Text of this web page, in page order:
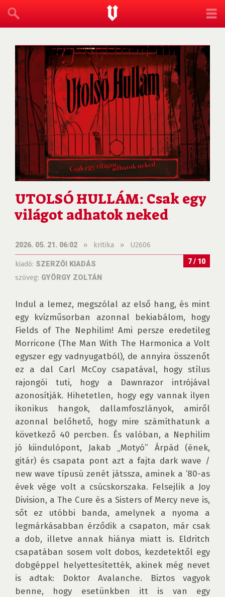
UTOLSÓ HULLÁM: Csak egy
világot adhatok neked
2026. 05. 21. 06:02 » kritika » U2606
7 / 10
kiadó: SZERZŐI KIADÁS
szöveg: GYÖRGY ZOLTÁN
Indul a lemez, megszólal az első hang, és mint
egy kvízműsorban azonnal bekiabálom, hogy
Fields of The Nephilim! Ami persze eredetileg
Morricone (The Man With The Harmonica a Volt
egyszer egy vadnyugatból), de annyira összenőt
ez a dal Carl McCoy csapatával, hogy stílus
rajongói tuti, hogy a Dawnrazor intrójával
azonosítják. Hihetetlen, hogy egy vannak ilyen
ikonikus hangok, dallamfoszlányok, amiről
azonnal belőhető, hogy mire számíthatunk a
következő 40 percben. És valóban, a Nephilim
jó kiindulópont, Jakab „Motyó” Árpád (ének,
gitár) és csapata pont azt a fajta dark wave /
new wave típusú zenét játssza, aminek a ’80-as
évek vége volt a csúcskorszaka. Felsejlik a Joy
Division, a The Cure és a Sisters of Mercy neve is,
sőt ez utóbbi banda, amelynek a nyoma a
legmárkásabban érződik a csapaton, már csak
a dob, illetve annak hiánya miatt is. Eldritch
csapatában sosem volt dobos, kezdetektől egy
dobgéppel helyettesítették, akinek még nevet
is adtak: Doktor Avalanche. Biztos vagyok
benne, hogy esetünkben itt is van egy